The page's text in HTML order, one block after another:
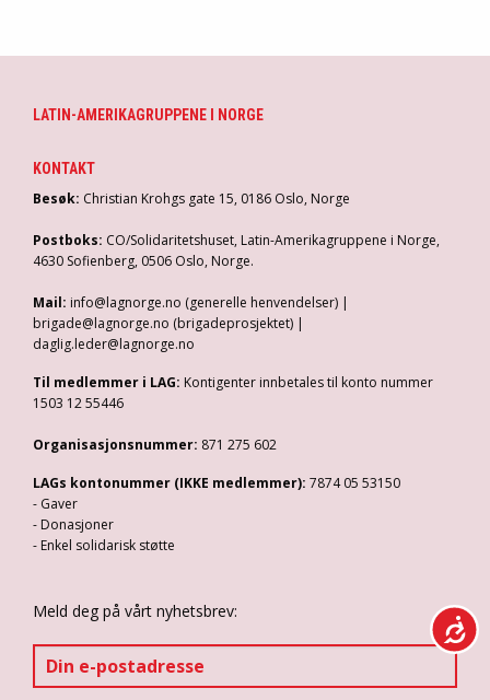
LATIN-AMERIKAGRUPPENE I NORGE
KONTAKT
Besøk: Christian Krohgs gate 15, 0186 Oslo, Norge
Postboks: CO/Solidaritetshuset, Latin-Amerikagruppene i Norge,
4630 Sofienberg, 0506 Oslo, Norge.
Mail: info@lagnorge.no (generelle henvendelser) |
brigade@lagnorge.no (brigadeprosjektet) |
daglig.leder@lagnorge.no
Til medlemmer i LAG: Kontigenter innbetales til konto nummer
1503 12 55446
Organisasjonsnummer: 871 275 602
LAGs kontonummer (IKKE medlemmer): 7874 05 53150
- Gaver
- Donasjoner
- Enkel solidarisk støtte
Meld deg på vårt nyhetsbrev: